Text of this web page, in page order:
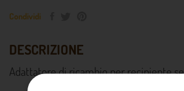
Condividi
DESCRIZIONE
Adattatore di ricambio per recipiente